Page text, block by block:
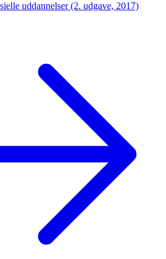
uddannelser (2. udgave, 2017)